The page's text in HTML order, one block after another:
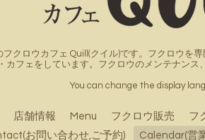
クロウカフェ Quill(クイル)です。フクロウを
カフェをしています。フクロウのメンテナン
You can change the display
店舗情報 Menu フクロウ販売 フ
お問い合わせ,ご予約)
Calendar(営